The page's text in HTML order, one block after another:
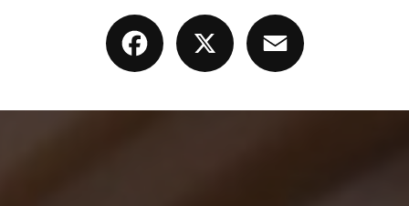
Facebook